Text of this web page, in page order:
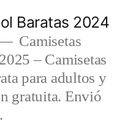
Baratas 2024
Camisetas
– Camisetas
para adultos y
gratuita. Envió